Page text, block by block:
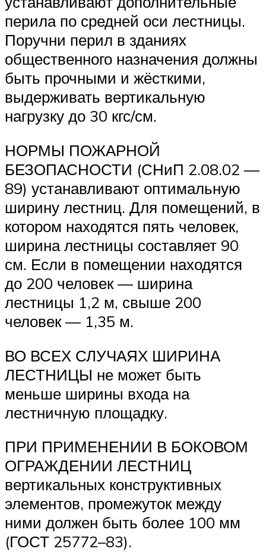
перила по средней оси лестницы.
Поручни перил в зданиях
общественного назначения должны
быть прочными и жёсткими,
выдерживать вертикальную
нагрузку до 30 кгс/см.
НОРМЫ ПОЖАРНОЙ
БЕЗОПАСНОСТИ (СНиП 2.08.02 —
89) устанавливают оптимальную
ширину лестниц. Для помещений, в
котором находятся пять человек,
ширина лестницы составляет 90
см. Если в помещении находятся
до 200 человек — ширина
лестницы 1,2 м, свыше 200
человек — 1,35 м.
ВО ВСЕХ СЛУЧАЯХ ШИРИНА
ЛЕСТНИЦЫ не может быть
меньше ширины входа на
лестничную площадку.
ПРИ ПРИМЕНЕНИИ В БОКОВОМ
ОГРАЖДЕНИИ ЛЕСТНИЦ
вертикальных конструктивных
элементов, промежуток между
ними должен быть более 100 мм
(ГОСТ 25772–83).